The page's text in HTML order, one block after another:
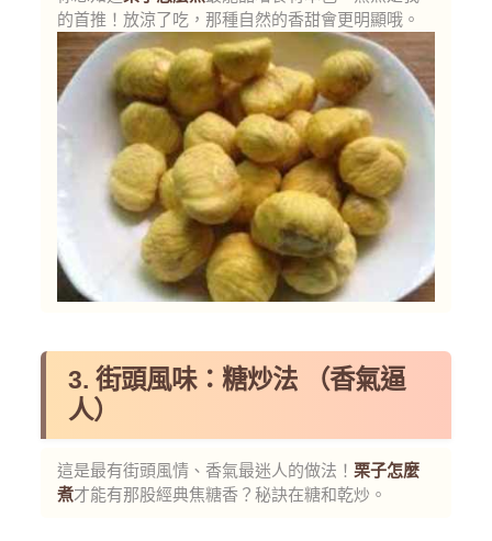
的首推！放涼了吃，那種自然的香甜會更明顯哦。
3. 街頭風味：糖炒法 （香氣逼
人）
這是最有街頭風情、香氣最迷人的做法！ 栗子怎麼
煮才能有那股經典焦糖香？秘訣在糖和乾炒。